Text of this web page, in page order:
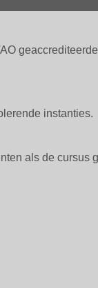
instanties.
als de cursus